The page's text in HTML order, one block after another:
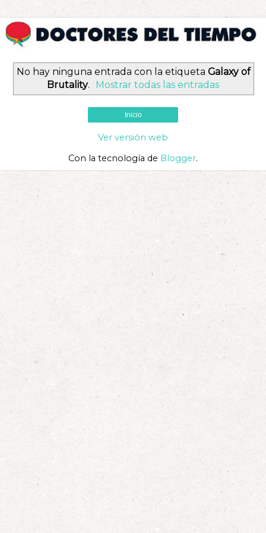
No hay ninguna entrada con la etiqueta Galaxy of
Brutality. Mostrar todas las entradas
Inicio
Ver versión web
Con la tecnología de Blogger.